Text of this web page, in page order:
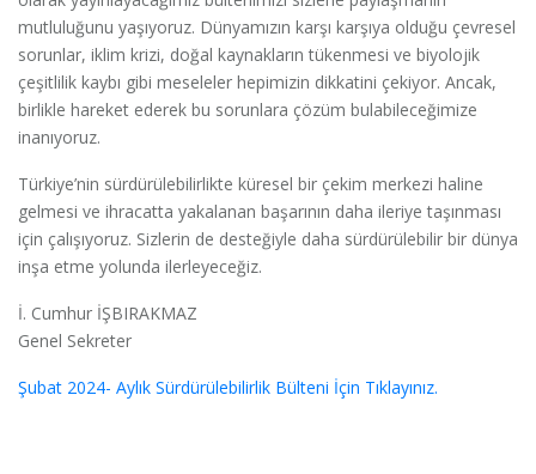
mutluluğunu yaşıyoruz. Dünyamızın karşı karşıya olduğu çevresel
sorunlar, iklim krizi, doğal kaynakların tükenmesi ve biyolojik
çeşitlilik kaybı gibi meseleler hepimizin dikkatini çekiyor. Ancak,
birlikle hareket ederek bu sorunlara çözüm bulabileceğimize
inanıyoruz.
Türkiye’nin sürdürülebilirlikte küresel bir çekim merkezi haline
gelmesi ve ihracatta yakalanan başarının daha ileriye taşınması
için çalışıyoruz. Sizlerin de desteğiyle daha sürdürülebilir bir dünya
inşa etme yolunda ilerleyeceğiz.
İ. Cumhur İŞBIRAKMAZ
Genel Sekreter
Şubat 2024- Aylık Sürdürülebilirlik Bülteni İçin Tıklayınız.